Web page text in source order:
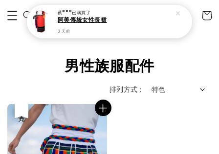
男性族服配件
排列方式 :
蔡***已購買了
阿美傳統女性長裙
3 天前